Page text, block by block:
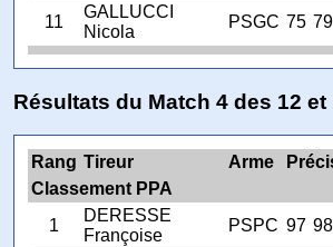
11
GALLUCCI
Nicola
PSGC 75 79
Résultats du Match 4 des 12 et
Rang Tireur Arme
Classement PPA
1
DERESSE
Françoise
PSPC 97 98